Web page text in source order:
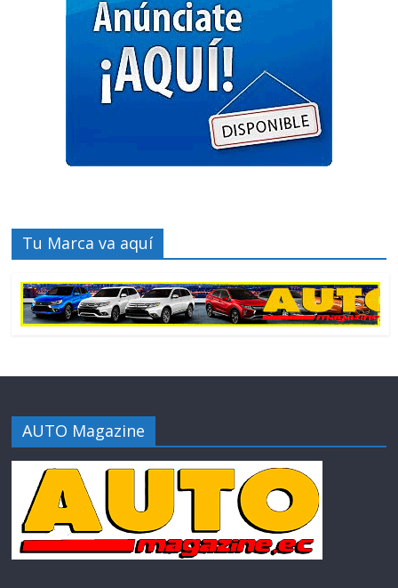
Tu Marca va aquí
AUTO Magazine